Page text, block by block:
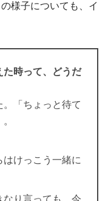
様子についても、イ
た時って、どうだ
「ちょっと待て
けっこう一緒に